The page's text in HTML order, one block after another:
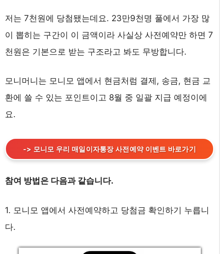
저는 7천원에 당첨됐는데요. 23만9천명 풀에서 가장 많
이 뽑히는 구간이 이 금액이라 사실상 사전예약만 하면 7
천원은 기본으로 받는 구조라고 봐도 무방합니다.
모니머니는 모니모 앱에서 현금처럼 결제, 송금, 현금 교
환에 쓸 수 있는 포인트이고 8월 중 일괄 지급 예정이에
요.
-> 모니모 우리 매일이자통장 사전예약 이벤트 바로가기
참여 방법은 다음과 같습니다.
1. 모니모 앱에서 사전예약하고 당첨금 확인하기 누릅니
다.